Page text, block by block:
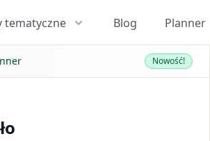
tematyczne Blog Planner
Nowość!